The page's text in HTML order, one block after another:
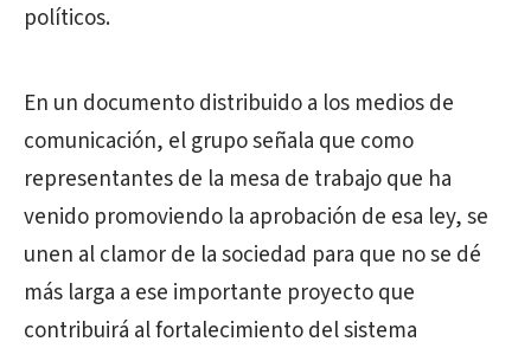
políticos.
En un documento distribuido a los medios de
comunicación, el grupo señala que como
representantes de la mesa de trabajo que ha
venido promoviendo la aprobación de esa ley, se
unen al clamor de la sociedad para que no se dé
más larga a ese importante proyecto que
contribuirá al fortalecimiento del sistema